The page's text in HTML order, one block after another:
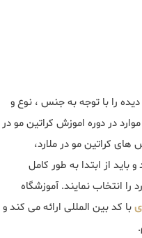
را با توجه به جنس ، نوع و
در دوره اموزش کراتین مو در
کراتین مو در ملارد،
باید از ابتدا به طور کامل
انتخاب نمایند. آموزشگاه
با کد بین المللی ارائه می کند و